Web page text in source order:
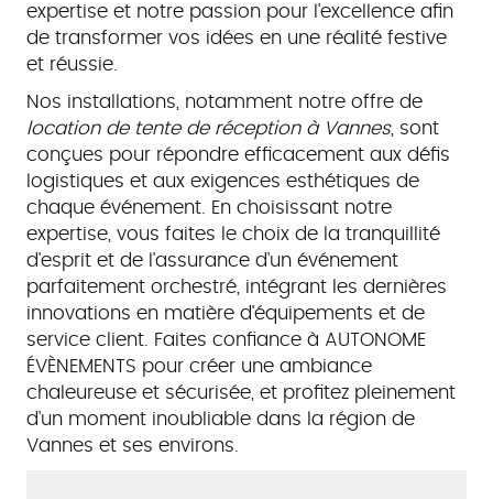
expertise et notre passion pour l'excellence afin
de transformer vos idées en une réalité festive
et réussie.
Nos installations, notamment notre offre de
location de tente de réception à Vannes, sont
conçues pour répondre efficacement aux défis
logistiques et aux exigences esthétiques de
chaque événement. En choisissant notre
expertise, vous faites le choix de la tranquillité
d'esprit et de l'assurance d'un événement
parfaitement orchestré, intégrant les dernières
innovations en matière d'équipements et de
service client. Faites confiance à AUTONOME
ÉVÈNEMENTS pour créer une ambiance
chaleureuse et sécurisée, et profitez pleinement
d'un moment inoubliable dans la région de
Vannes et ses environs.